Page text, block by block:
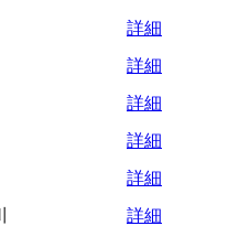
詳細
詳細
詳細
詳細
詳細
詳細